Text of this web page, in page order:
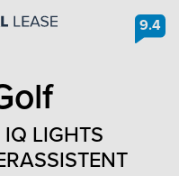
9.4
LIGHTS